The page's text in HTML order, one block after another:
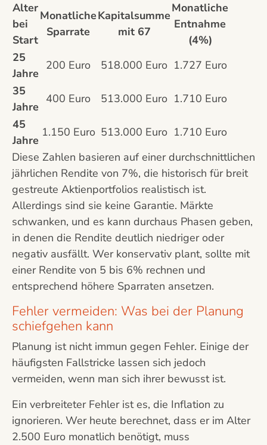
Alter
bei
Start
Monatliche
Sparrate
Kapitalsumme
mit 67
Monatliche
Entnahme
(4%)
25
Jahre
200 Euro 518.000 Euro 1.727 Euro
35
Jahre
400 Euro 513.000 Euro 1.710 Euro
45
Jahre
1.150 Euro 513.000 Euro 1.710 Euro
Diese Zahlen basieren auf einer durchschnittlichen
jährlichen Rendite von 7%, die historisch für breit
gestreute Aktienportfolios realistisch ist.
Allerdings sind sie keine Garantie. Märkte
schwanken, und es kann durchaus Phasen geben,
in denen die Rendite deutlich niedriger oder
negativ ausfällt. Wer konservativ plant, sollte mit
einer Rendite von 5 bis 6% rechnen und
entsprechend höhere Sparraten ansetzen.
Fehler vermeiden: Was bei der Planung
schiefgehen kann
Planung ist nicht immun gegen Fehler. Einige der
häufigsten Fallstricke lassen sich jedoch
vermeiden, wenn man sich ihrer bewusst ist.
Ein verbreiteter Fehler ist es, die Inflation zu
ignorieren. Wer heute berechnet, dass er im Alter
2.500 Euro monatlich benötigt, muss